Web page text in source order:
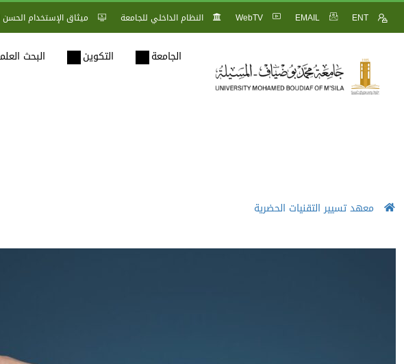
ENT
EMAIL
WebTV النظام الداخلي للجامعة ميثاق الإستخدام الحسن
الجامعة التكوين البحث
معهد تسيير التقنيات الحضرية